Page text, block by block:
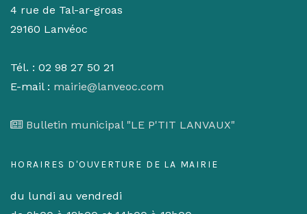
4 rue de Tal-ar-groas
29160 Lanvéoc
Tél. : 02 98 27 50 21
E-mail : mairie@lanveoc.com
Bulletin municipal "LE P'TIT LANVAUX"
HORAIRES D'OUVERTURE DE LA MAIRIE
du lundi au vendredi